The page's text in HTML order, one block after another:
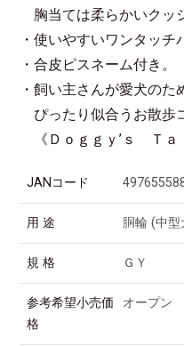
胸当ては柔らかいクッ
・使いやすいワンタッチ
・合皮ピスネーム付き。
・飼い主さんが愛犬のた
ぴったり似合うお散歩
《Ｄｏｇｇｙ’ｓ Ｔａ
JANコード
用 途 胴輪 (中
規 格 ＧＹ
参考希望小売価
格
オープン